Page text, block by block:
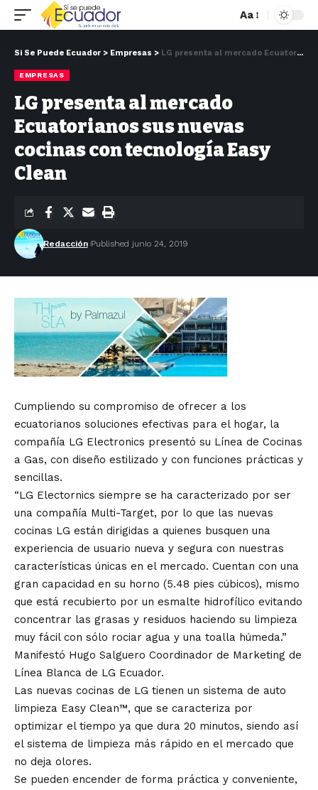
Aa
Si Se Puede Ecuador > Empresas > LG presenta al mercado Ecuatorianos sus nuevas cocinas con tecnología Easy Clean
EMPRESAS
LG presenta al mercado
Ecuatorianos sus nuevas
cocinas con tecnología Easy
Clean
Redacción Published junio 24, 2019
Cumpliendo su compromiso de ofrecer a los
ecuatorianos soluciones efectivas para el hogar, la
compañía LG Electronics presentó su Línea de Cocinas
a Gas, con diseño estilizado y con funciones prácticas y
sencillas.
“LG Electornics siempre se ha caracterizado por ser
una compañía Multi-Target, por lo que las nuevas
cocinas LG están dirigidas a quienes busquen una
experiencia de usuario nueva y segura con nuestras
características únicas en el mercado. Cuentan con una
gran capacidad en su horno (5.48 pies cúbicos), mismo
que está recubierto por un esmalte hidrofílico evitando
concentrar las grasas y residuos haciendo su limpieza
muy fácil con sólo rociar agua y una toalla húmeda.”
Manifestó Hugo Salguero Coordinador de Marketing de
Línea Blanca de LG Ecuador.
Las nuevas cocinas de LG tienen un sistema de auto
limpieza Easy Clean™, que se caracteriza por
optimizar el tiempo ya que dura 20 minutos, siendo así
el sistema de limpieza más rápido en el mercado que
no deja olores.
Se pueden encender de forma práctica y conveniente,